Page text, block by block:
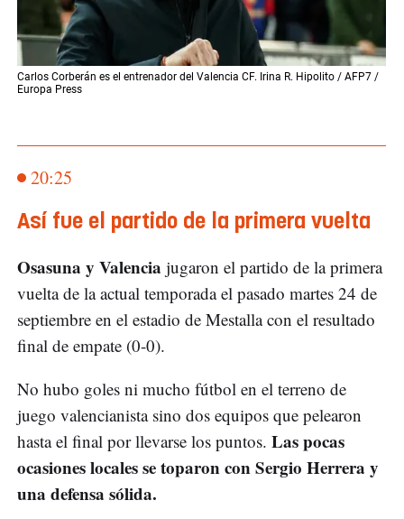
Carlos Corberán es el entrenador del Valencia CF. Irina R. Hipolito / AFP7 /
Europa Press
20:25
Así fue el partido de la primera vuelta
Osasuna y Valencia jugaron el partido de la primera
vuelta de la actual temporada el pasado martes 24 de
septiembre en el estadio de Mestalla con el resultado
final de empate (0-0).
No hubo goles ni mucho fútbol en el terreno de
juego valencianista sino dos equipos que pelearon
hasta el final por llevarse los puntos. Las pocas
ocasiones locales se toparon con Sergio Herrera y
una defensa sólida.